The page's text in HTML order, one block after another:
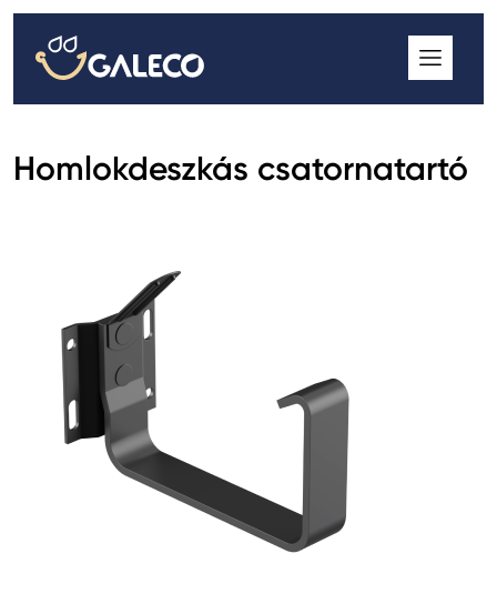
Homlokdeszkás csatornatartó
ROOFGUTTER CLASSIC
GALECO GRIN MOD
GALECO PVC ERESZCSATORNA RENDSZER
GALECO STAL ERESZCSATORNA RENDSZER
GALECO STAL ERESZCSATORNA RENDSZER
GALECO REJTETT ERESZCSATORNA RENDSZER
QSTALYO ERESZCSATORNA RENDSZER
GALECO LEMEZTERMÉKEK ÉS TETŐKIEGÉSZÍTŐK